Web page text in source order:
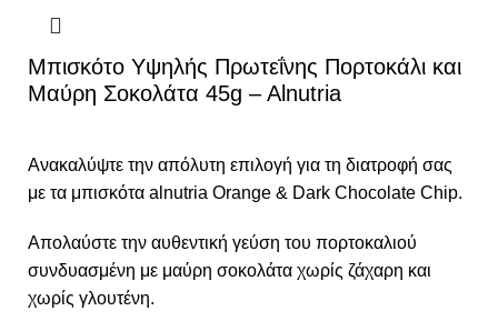
Μπισκότο Υψηλής Πρωτεΐνης Πορτοκάλι και
Μαύρη Σοκολάτα 45g – Alnutria
Ανακαλύψτε την απόλυτη επιλογή για τη διατροφή σας
με τα μπισκότα alnutria Orange & Dark Chocolate Chip.
Απολαύστε την αυθεντική γεύση του πορτοκαλιού
συνδυασμένη με μαύρη σοκολάτα χωρίς ζάχαρη και
χωρίς γλουτένη.